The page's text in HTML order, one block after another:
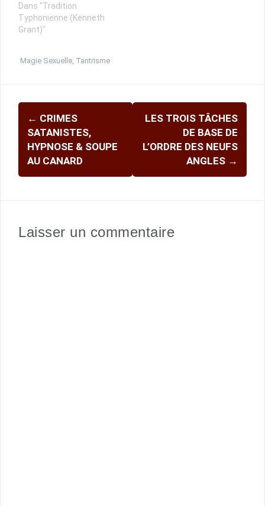
Dans "Tradition
Typhonienne (Kenneth
Grant)"
Magie Sexuelle Tantrisme
Navigation
d'article
← CRIMES
SATANISTES,
HYPNOSE & SOUPE
AU CANARD
LES TROIS TÂCHES
DE BASE DE
L’ORDRE DES NEUFS
ANGLES →
Laisser un commentaire